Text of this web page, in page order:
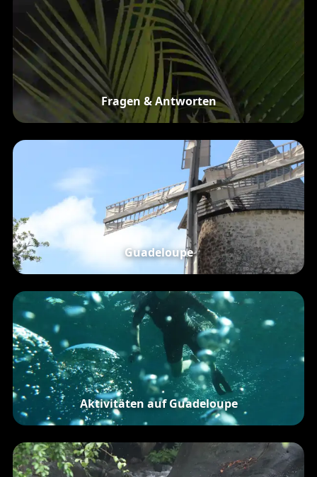
Fragen & Antworten
Guadeloupe
Aktivitäten auf Guadeloupe